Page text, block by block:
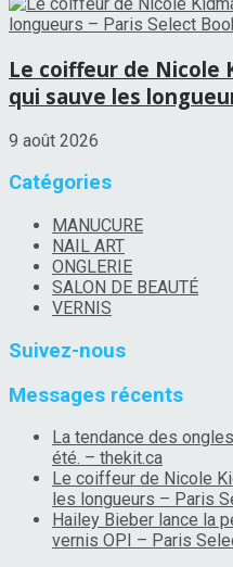
Le coiffeur de Nicole
qui sauve les
9 août 2026
Catégories
MANUCURE
NAIL ART
ONGLERIE
SALON DE BEAUTÉ
VERNIS
Suivez-nous
Messages récents
La tendance des
été. – thekit.ca
Le coiffeur de Nicole
les longueurs – Paris
Hailey Bieber lance la
vernis OPI – Paris